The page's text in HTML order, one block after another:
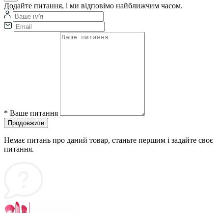
Додайте питання, і ми відповімо найближчим часом.
* Ваше питання
Продовжити
Немає питань про даний товар, станьте першим і задайте своє
питання.